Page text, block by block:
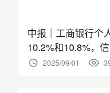
中报｜工商银行个
10.2%和10.8%，
2025/09/01